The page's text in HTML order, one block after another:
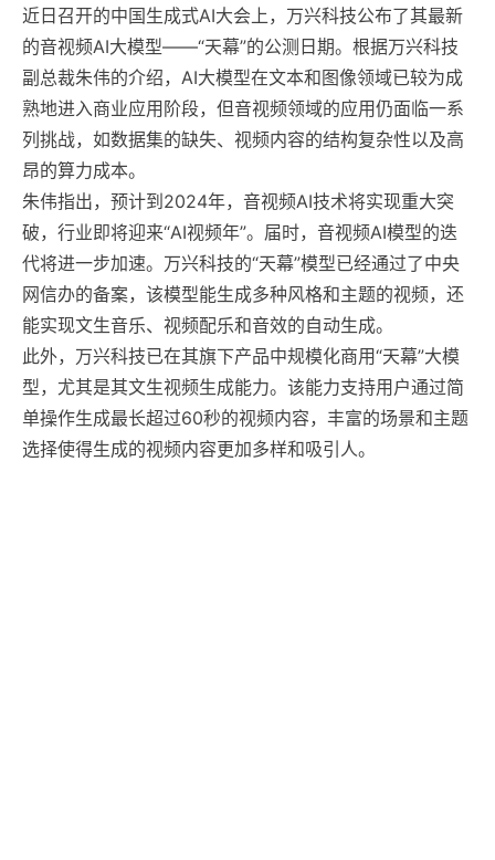
近日召开的中国生成式AI大会上，万兴科技公布了其最新
的音视频AI大模型——“天幕”的公测日期。根据万兴科技
副总裁朱伟的介绍，AI大模型在文本和图像领域已较为成
熟地进入商业应用阶段，但音视频领域的应用仍面临一系
列挑战，如数据集的缺失、视频内容的结构复杂性以及高
昂的算力成本。
朱伟指出，预计到2024年，音视频AI技术将实现重大突
破，行业即将迎来“AI视频年”。届时，音视频AI模型的迭
代将进一步加速。万兴科技的“天幕”模型已经通过了中央
网信办的备案，该模型能生成多种风格和主题的视频，还
能实现文生音乐、视频配乐和音效的自动生成。
此外，万兴科技已在其旗下产品中规模化商用“天幕”大模
型，尤其是其文生视频生成能力。该能力支持用户通过简
单操作生成最长超过60秒的视频内容，丰富的场景和主题
选择使得生成的视频内容更加多样和吸引人。